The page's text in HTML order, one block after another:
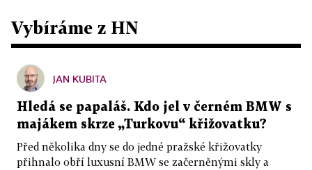
Vybíráme z HN
JAN KUBITA
Hledá se papaláš. Kdo jel v černém BMW s
majákem skrze „Turkovu“ křižovatku?
Před několika dny se do jedné pražské křižovatky
přihnalo obří luxusní BMW se začerněnými skly a